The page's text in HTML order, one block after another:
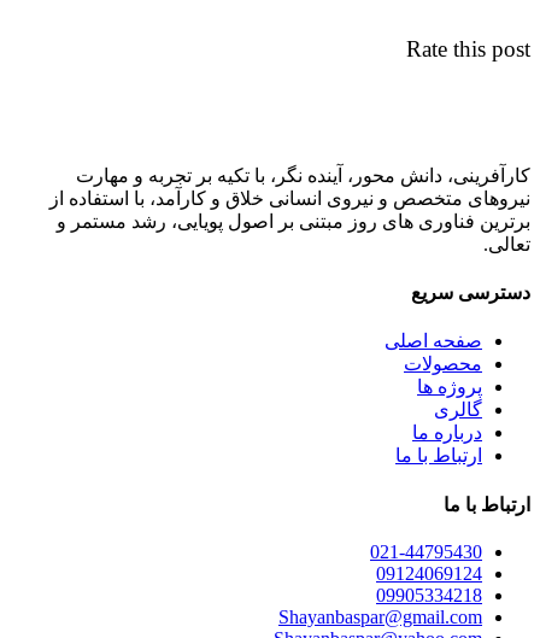
Rate this post
کارآفرینی، دانش محور، آینده نگر، با تکیه بر تجربه و مهارت
نیروهای متخصص و نیروی انسانی خلاق و کارآمد، با استفاده از
برترین فناوری های روز مبتنی بر اصول پویایی، رشد مستمر و
تعالی.
دسترسی سریع
صفحه اصلی
محصولات
پروژه ها
گالری
درباره ما
ارتباط با ما
ارتباط با ما
021-44795430
09124069124
09905334218
Shayanbaspar@gmail.com